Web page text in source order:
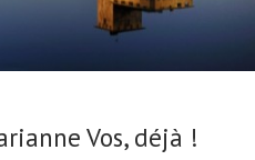
Vos, déjà !